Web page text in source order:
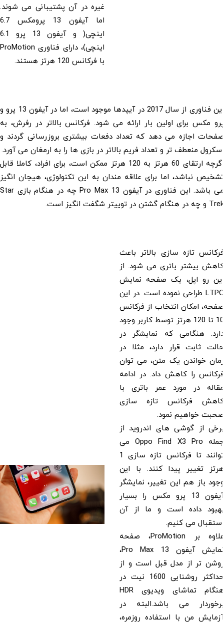
غیره در آن پشتیبانی می شوند.
اما آیفون 13 پرومکس 6.7
اینچی( و آیفون 13 پرو 6.1
اینچی)، دارای فناوری ProMotion
با فرکانس 120 هرتز هستند.
این فناوری از سال 2017 در آیپدها موجود است، اما در آیفون 13 پرو و
پرو مکس برای اولین بار ارائه می شود. فرکانس بالاتر در رفرش، به
صفحات اجازه می دهد که تعداد دفعات بیشتری بروزرسانی گردند و
اسکرول منعطف تر و تعداد فریم بالاتر در بازی ها را به ارمغان می آورد.
اگرچه ارتقای 60 هرتز به 120 هرتز ممکن است، برای افراد، کاملا قابل
تشخیص نباشد، اما برای علاقه مندان به این تکنولوژی، هیجان انگیز
می باشد. این فناوری در آیفون 13 Pro Max چه در هنگام بازی Star
Trek و چه در هنگام گشتن در توییتر شگفت انگیز است.
فرکانس تازه سازی بالاتر باعث
کاهش بیشتر باتری می شود. از
این رو اپل، یک صفحه نمایش
LTPO طراحی نموده است. در این
صفحه، امکان انتخاب از فرکانس
10 تا 120 هرتز توسط کاربر وجود
دارد. هنگامی که نمایشگر در
حالت ثابت قرار دارد، مثلا در
زمان خواندن یک متن، می توان
فرکانس را کاهش داد. در ادامه
مقاله در مورد عمر باتری با
کاهش فرکانس تازه سازی
صحبت خواهیم نمود.
برخی از گوشی های اندروید از
جمله Oppo Find X3 Pro می
توانند تا فرکانس تازه سازی 1
هرتز تغییر پیدا کنند. با این
وجود باز هم این تغییر، نمایشگر
آیفون 13 پرو مکس را بسیار
بهبود داده است و ما از آن
استقبال می کنیم.
علاوه بر ProMotion، صفحه
نمایش آیفون 13 Pro Max،
روشن تر از مدل قبل است و از
حداکثر روشنایی 1600 نیت در
هنگام تماشای ویدیوی HDR
برخوردار می باشد.البته در
آزمایش من با استفاده روزمره،